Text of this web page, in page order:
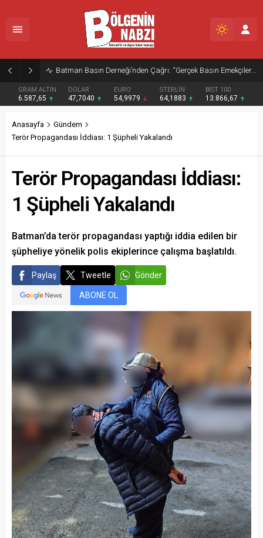
GRAM ALTIN
6.587,65
DOLAR
47,7040
EURO
54,9979
STERLİN
64,1883
BIST 100
13.866,67
Anasayfa
Gündem
Terör Propagandası İddiası: 1 Şüpheli Yakalandı
Terör Propagandası İddiası:
1 Şüpheli Yakalandı
Batman’da terör propagandası yaptığı iddia edilen bir
şüpheliye yönelik polis ekiplerince çalışma başlatıldı.
Paylaş Tweetle Gönder
ABONE OL